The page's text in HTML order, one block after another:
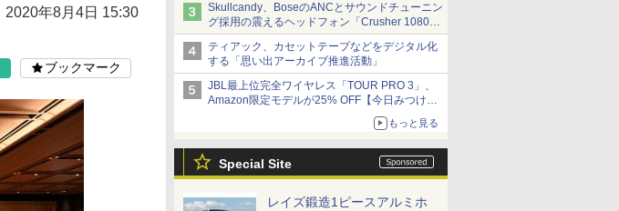
Skullcandy、BoseのANCとサウンドチューニン
グ採用の震えるヘッドフォン「Crusher 1080
ANC」
ティアック、カセットテープなどをデジタル化
する「思い出アーカイブ推進活動」
JBL最上位完全ワイヤレス「TOUR PRO 3」、
Amazon限定モデルが25% OFF【今日みつけた
もっと見る
Special Site
レイズ鍛造1ピースアルミホ
2020年8月4日 15:30
ブックマーク